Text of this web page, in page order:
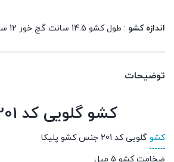
اندازه کشو : طول کشو 14.5 سانت گچ خور 12 سانت ارتفاع 12 سانت گچ خور 8 سانت
توضیحات
کشو گلویی کد 201
کشو گلویی کد 201 جنس کشو پلیکا
ضخامت کشو 5 میل